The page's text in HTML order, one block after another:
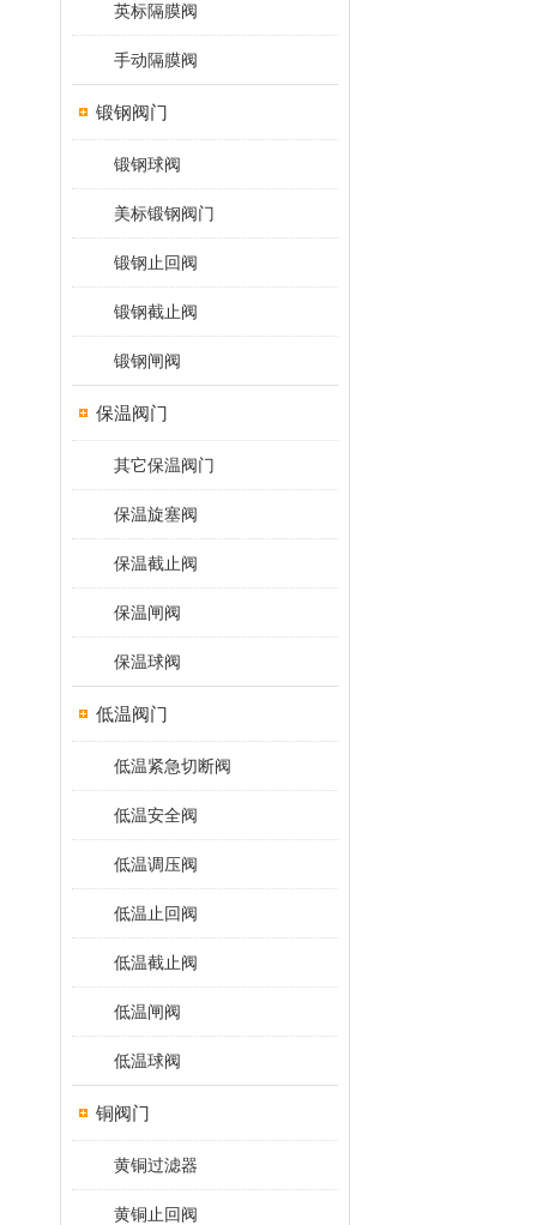
英标隔膜阀
手动隔膜阀
锻钢阀门
锻钢球阀
美标锻钢阀门
锻钢止回阀
锻钢截止阀
锻钢闸阀
保温阀门
其它保温阀门
保温旋塞阀
保温截止阀
保温闸阀
保温球阀
低温阀门
低温紧急切断阀
低温安全阀
低温调压阀
低温止回阀
低温截止阀
低温闸阀
低温球阀
铜阀门
黄铜过滤器
黄铜止回阀